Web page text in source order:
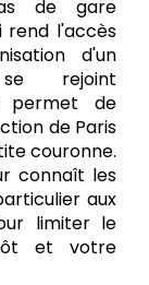
de gare
rend l'accès
d'un
rejoint
permet de
de Paris
couronne.
connaît les
aux
limiter le
et votre